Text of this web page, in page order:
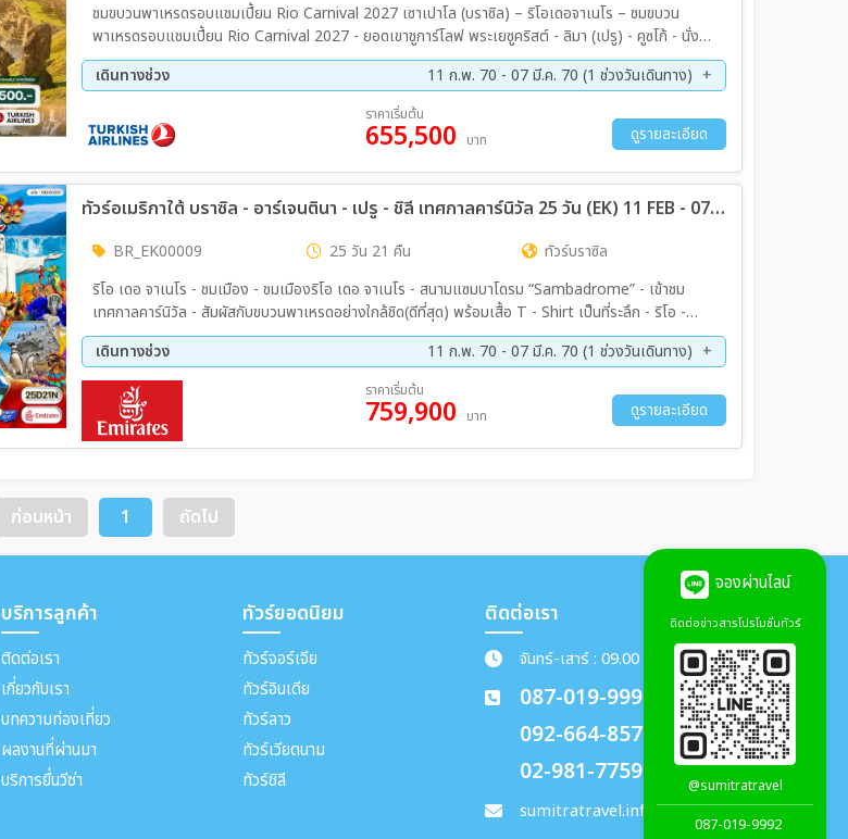
ชมขบวนพาเหรดรอบแชมเปี้ยน Rio Carnival 2027 เซาเปาโล (บราซิล) – ริโอเดอจาเนโร – ชมขบวน
พาเหรดรอบแชมเปี้ยน Rio Carnival 2027 - ยอดเขาชูการ์โลฟ พระเยซูคริสต์ - ลิมา (เปรู) - คูซโก้ - นั่ง
รถไฟไต่เขาขึ้นสู่มาชู ปิคชู - ลาปาซ (โบลิเวีย) - ทะเลเกลืออูยูนิ - ซานคริสโตบอล ทะเลสาบสีแดง – ทะเลสาบ
สีเขียว - คามาลา (ชิลี) - ซานเตียโก - เกาะอีสเตอร์ - ภูเขาไฟราโนเกา - อุทยานแห่งชาติทอเรส เดล ไพเน่ -
ธารน้ำแข็งมรดกโลกเปอร์ริโตเมอริโน - บัวโนสไอเรส (อาร์เจนตินา) – เขื่อนอิไตปู น้ำตกอิกวาซูฟอลส์
(Brazil) - น้ำตกอิกวาซูฟอลส์ (ฝั่งอาร์เจนตินา)
เดินทางช่วง
11 ก.พ. 70 - 07 มี.ค. 70 (1 ช่วงวันเดินทาง)
ราคาเริ่มต้น
655,500 บาท ดูรายละเอียด
ทัวร์อเมริกาใต้ บราซิล - อาร์เจนตินา - เปรู - ชิลี เทศกาลคาร์นิวัล 25 วัน (EK) 11 FEB - 07 MAR 2027
BR_EK00009 25 วัน 21 คืน
ทัวร์บราซิล
ริโอ เดอ จาเนโร - ชมเมือง - ชมเมืองริโอ เดอ จาเนโร - สนามแซมบาโดรม “Sambadrome” - เข้าชม
เทศกาลคาร์นิวัล - สัมผัสกับขบวนพาเหรดอย่างใกล้ชิด(ดีที่สุด) พร้อมเสื้อ T - Shirt เป็นที่ระลึก - ริโอ -
ยอดเขาคอร์โควาโด - ไครส์ รีดีมเมอร์(รูปปั้นพระคริสต์) - สนามฟุตบอล มาราคานา - ชายหาดโคปาคาบาน่า -
อีกวาซู (บราซิล)
เดินทางช่วง
11 ก.พ. 70 - 07 มี.ค. 70 (1 ช่วงวันเดินทาง)
11 ก.พ. 70 - 07 มี.ค 70
ราคาเริ่มต้น
759,900 บาท ดูรายละเอียด
ก่อนหน้า 1 ถัดไป
บริการลูกค้า
ติดต่อเรา
เกี่ยวกับเรา
บทความท่องเที่ยว
ผลงานที่ผ่านมา
บริการยื่นวีซ่า
ทัวร์ยอดนิยม
ทัวร์จอร์เจีย
ทัวร์อินเดีย
ทัวร์ลาว
ทัวร์เวียดนาม
ทัวร์ชิลี
ติดต่อเรา
จันทร์-เสาร์ : 09.00 - 18.00 น.
087-019-9992
092-664-8578
02-981-7759
sumitratravel.info@gmail.com
จองผ่านไลน์
ติดต่อข่าวสารโปรโมชั่นทัวร์
@sumitratravel
087-019-9992